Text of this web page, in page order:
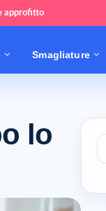
approfitto
Smagliature
lo